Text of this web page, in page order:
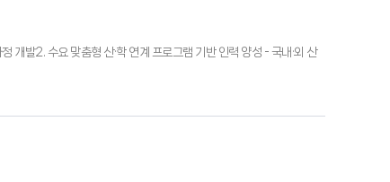
개발2. 수요 맞춤형 산·학 연계 프로그램 기반 인력 양성 - 국내·외 산